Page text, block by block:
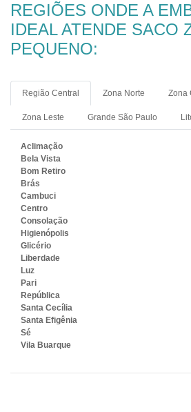
REGIÕES ONDE A
IDEAL ATENDE SACO
PEQUENO:
Região Central Zona Norte Zona
Zona Leste Grande São Paulo
Aclimação
Bela Vista
Bom Retiro
Brás
Cambuci
Centro
Consolação
Higienópolis
Glicério
Liberdade
Luz
Pari
República
Santa Cecília
Santa Efigênia
Sé
Vila Buarque